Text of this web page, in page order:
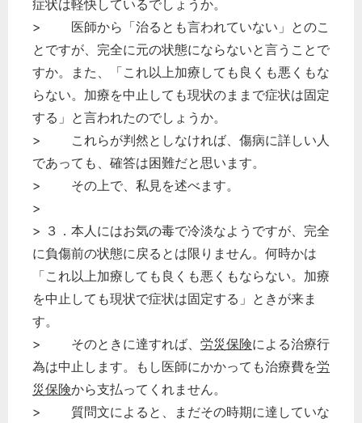
症状は軽快しているでしょうか。
> 医師から「治るとも言われていない」とのこ
とですが、完全に元の状態にならないと言うことで
すか。また、「これ以上加療しても良くも悪くもな
らない。加療を中止しても現状のままで症状は固定
する」と言われたのでしょうか。
> これらが判然としなければ、傷病に詳しい人
であっても、確答は困難だと思います。
> その上で、私見を述べます。
>
> ３．本人にはお気の毒で冷淡なようですが、完全
に負傷前の状態に戻るとは限りません。何時かは
「これ以上加療しても良くも悪くもならない。加療
を中止しても現状で症状は固定する」ときが来ま
す。
> そのときに達すれば、 労災保険による治療行
為は中止します。もし医師にかかっても治療費を労
災保険から支払ってくれません。
> 質問文によると、まだその時期に達していな